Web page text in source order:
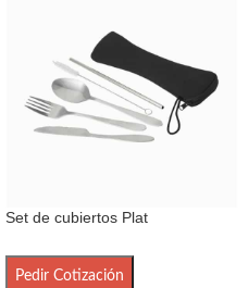
Set de cubiertos Plat
Pedir Cotización